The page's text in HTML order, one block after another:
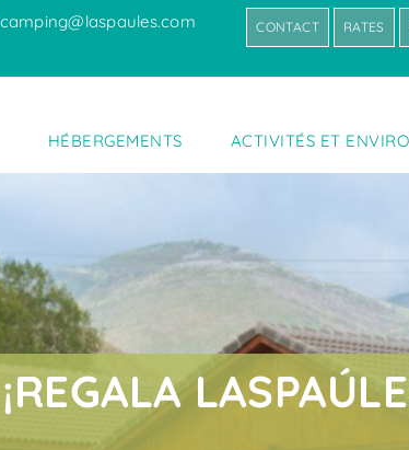
camping@laspaules.com CONTACT RATES
HÉBERGEMENTS ACTIVITÉS ET
¡REGALA